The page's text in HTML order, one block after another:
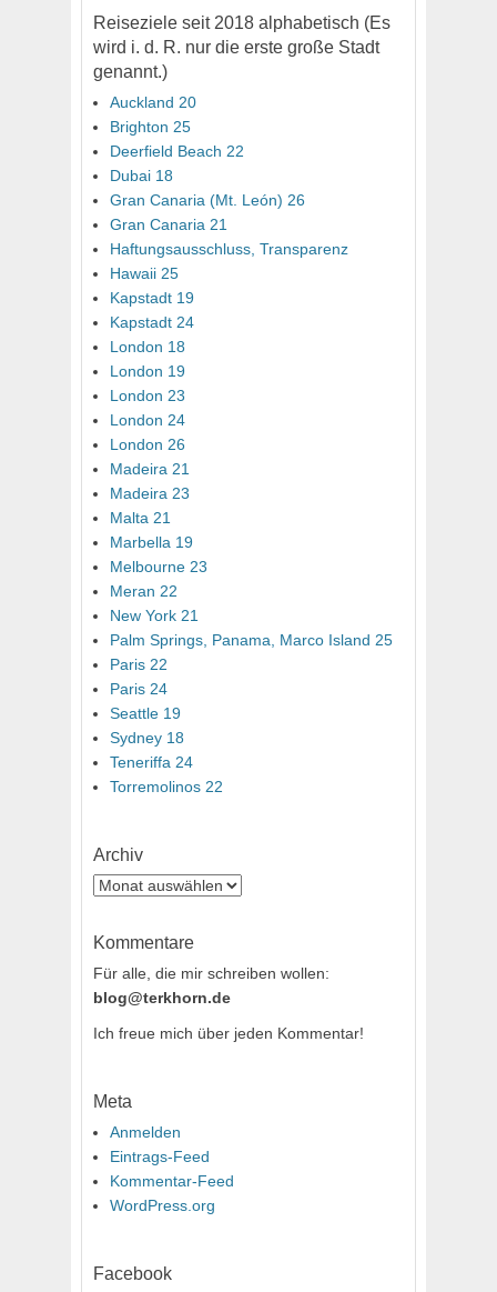
Reiseziele seit 2018 alphabetisch (Es
wird i. d. R. nur die erste große Stadt
genannt.)
Auckland 20
Brighton 25
Deerfield Beach 22
Dubai 18
Gran Canaria (Mt. León) 26
Gran Canaria 21
Haftungsausschluss, Transparenz
Hawaii 25
Kapstadt 19
Kapstadt 24
London 18
London 19
London 23
London 24
London 26
Madeira 21
Madeira 23
Malta 21
Marbella 19
Melbourne 23
Meran 22
New York 21
Palm Springs, Panama, Marco Island 25
Paris 22
Paris 24
Seattle 19
Sydney 18
Teneriffa 24
Torremolinos 22
Archiv
Archiv
Kommentare
Für alle, die mir schreiben wollen:
blog@terkhorn.de
Ich freue mich über jeden Kommentar!
Meta
Anmelden
Eintrags-Feed
Kommentar-Feed
WordPress.org
Facebook